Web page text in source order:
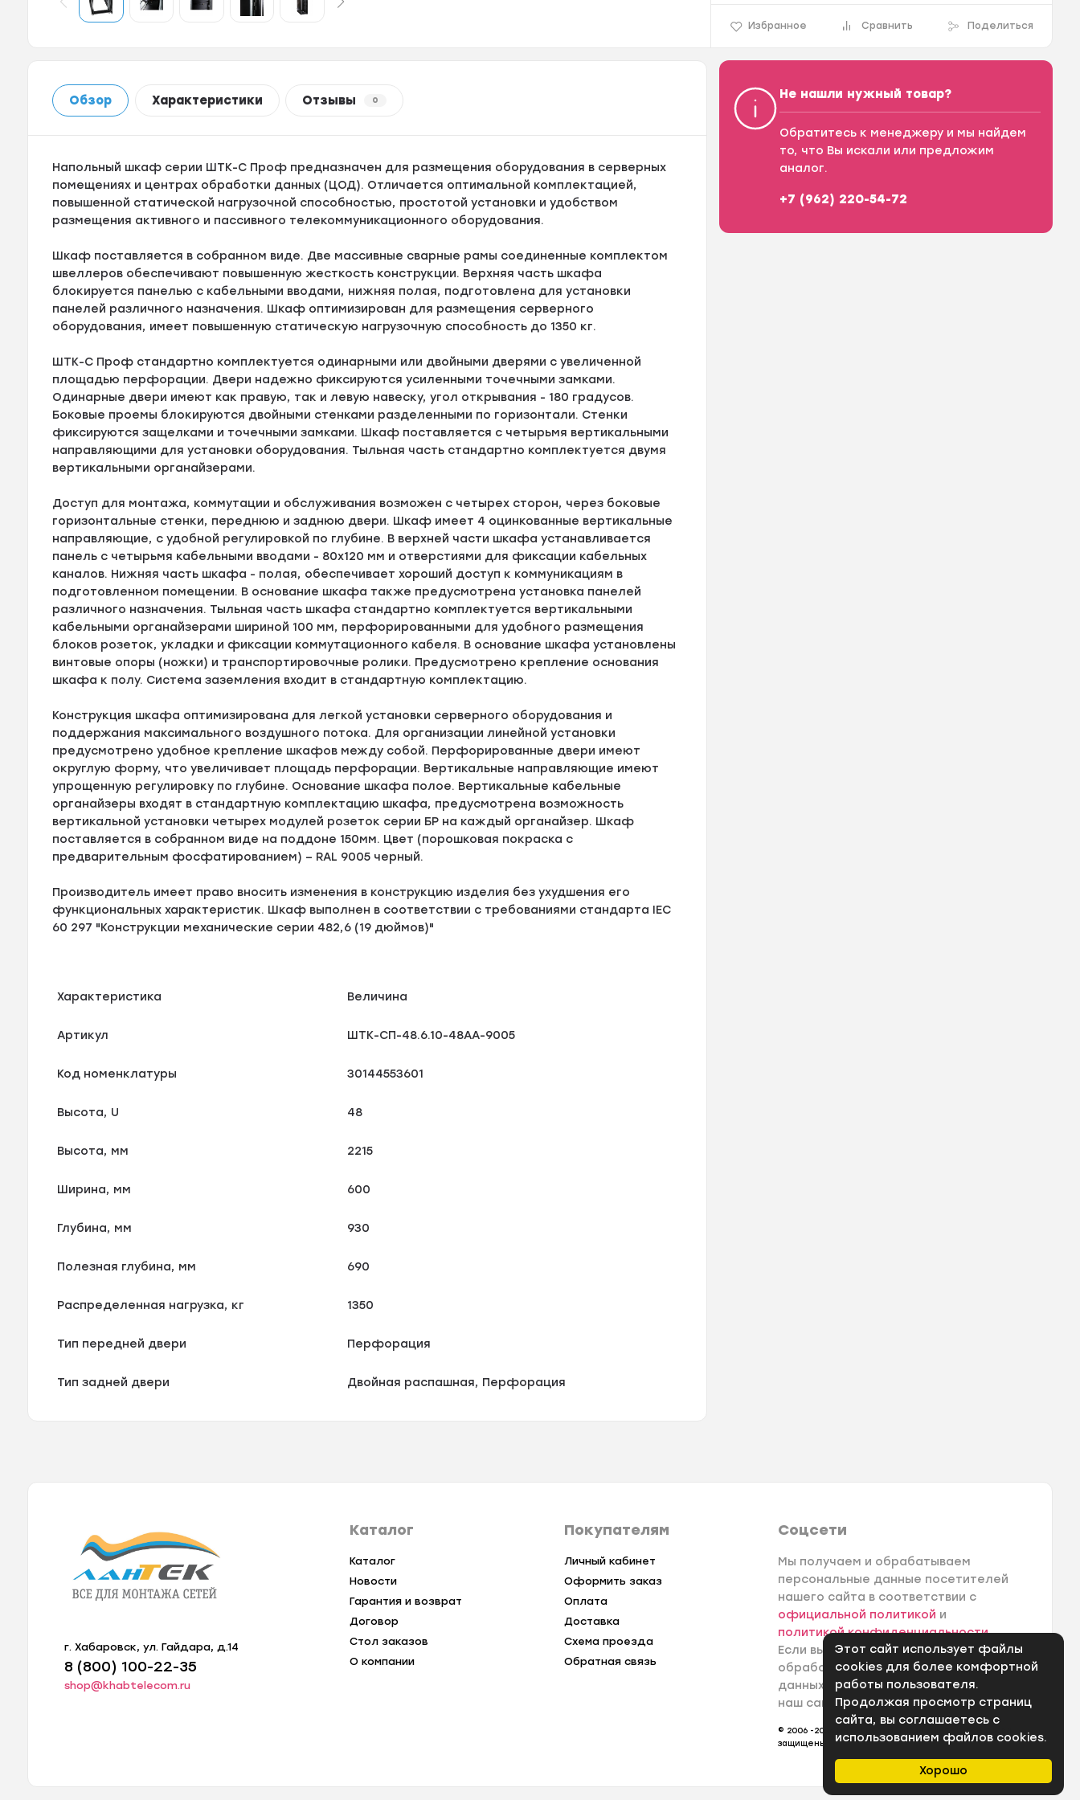
Хорошо
Этот сайт использует файлы
cookies для более комфортной
работы пользователя.
Продолжая просмотр страниц
сайта, вы соглашаетесь с
использованием файлов cookies.
Избранное Сравнить Поделиться
Обзор Характеристики Отзывы 0
Напольный шкаф серии ШТК-С Проф предназначен для размещения оборудования в серверных
помещениях и центрах обработки данных (ЦОД). Отличается оптимальной комплектацией,
повышенной статической нагрузочной способностью, простотой установки и удобством
размещения активного и пассивного телекоммуникационного оборудования.
Шкаф поставляется в собранном виде. Две массивные сварные рамы соединенные комплектом
швеллеров обеспечивают повышенную жесткость конструкции. Верхняя часть шкафа
блокируется панелью с кабельными вводами, нижняя полая, подготовлена для установки
панелей различного назначения. Шкаф оптимизирован для размещения серверного
оборудования, имеет повышенную статическую нагрузочную способность до 1350 кг.
ШТК-С Проф стандартно комплектуется одинарными или двойными дверями с увеличенной
площадью перфорации. Двери надежно фиксируются усиленными точечными замками.
Одинарные двери имеют как правую, так и левую навеску, угол открывания - 180 градусов.
Боковые проемы блокируются двойными стенками разделенными по горизонтали. Стенки
фиксируются защелками и точечными замками. Шкаф поставляется с четырьмя вертикальными
направляющими для установки оборудования. Тыльная часть стандартно комплектуется двумя
вертикальными органайзерами.
Доступ для монтажа, коммутации и обслуживания возможен с четырех сторон, через боковые
горизонтальные стенки, переднюю и заднюю двери. Шкаф имеет 4 оцинкованные вертикальные
направляющие, с удобной регулировкой по глубине. В верхней части шкафа устанавливается
панель с четырьмя кабельными вводами - 80х120 мм и отверстиями для фиксации кабельных
каналов. Нижняя часть шкафа - полая, обеспечивает хороший доступ к коммуникациям в
подготовленном помещении. В основание шкафа также предусмотрена установка панелей
различного назначения. Тыльная часть шкафа стандартно комплектуется вертикальными
кабельными органайзерами шириной 100 мм, перфорированными для удобного размещения
блоков розеток, укладки и фиксации коммутационного кабеля. В основание шкафа установлены
винтовые опоры (ножки) и транспортировочные ролики. Предусмотрено крепление основания
шкафа к полу. Система заземления входит в стандартную комплектацию.
Конструкция шкафа оптимизирована для легкой установки серверного оборудования и
поддержания максимального воздушного потока. Для организации линейной установки
предусмотрено удобное крепление шкафов между собой. Перфорированные двери имеют
округлую форму, что увеличивает площадь перфорации. Вертикальные направляющие имеют
упрощенную регулировку по глубине. Основание шкафа полое. Вертикальные кабельные
органайзеры входят в стандартную комплектацию шкафа, предусмотрена возможность
вертикальной установки четырех модулей розеток серии БР на каждый органайзер. Шкаф
поставляется в собранном виде на поддоне 150мм. Цвет (порошковая покраска с
предварительным фосфатированием) – RAL 9005 черный.
Производитель имеет право вносить изменения в конструкцию изделия без ухудшения его
функциональных характеристик. Шкаф выполнен в соответствии с требованиями стандарта IEC
60 297 "Конструкции механические серии 482,6 (19 дюймов)"
Характеристика Величина
Артикул ШТК-СП-48.6.10-48АА-9005
Код номенклатуры 30144553601
Высота, U 48
Высота, мм 2215
Ширина, мм 600
Глубина, мм 930
Полезная глубина, мм 690
Распределенная нагрузка, кг 1350
Тип передней двери Перфорация
Тип задней двери Двойная распашная, Перфорация
Не нашли нужный товар?
Обратитесь к менеджеру и мы найдем
то, что Вы искали или предложим
аналог.
+7 (962) 220-54-72
г. Хабаровск, ул. Гайдара, д.14
8 (800) 100-22-35
shop@khabtelecom.ru
Каталог
Каталог
Новости
Гарантия и возврат
Договор
Стол заказов
О компании
Покупателям
Личный кабинет
Оформить заказ
Оплата
Доставка
Схема проезда
Обратная связь
Соцсети
Мы получаем и обрабатываем
персональные данные посетителей
нашего сайта в соответствии с
официальной политикой и
политикой конфиденциальности.
Если вы не даете согласия на
обработку своих персональных
данных, вам необходимо покинуть
наш сайт.
© 2006 -2026 Интернет-магазин Лантек. Все права
защищены.